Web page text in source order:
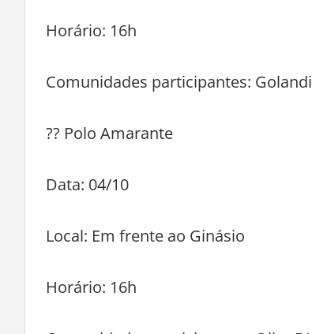
Horário: 16h
Comunidades participantes:
?? Polo Amarante
Data: 04/10
Local: Em frente ao Ginásio
Horário: 16h